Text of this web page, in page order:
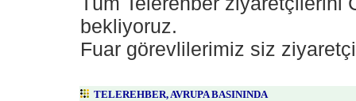
bekliyoruz.
Fuar görevlilerimiz siz
TELEREHBER, AVRUPA BASININDA